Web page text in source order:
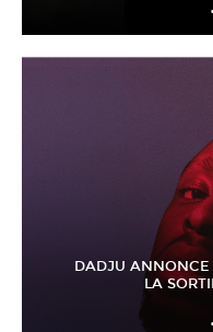
DADJU ANNONCE
LA